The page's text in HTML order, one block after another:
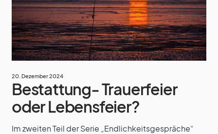
20. Dezember 2024
Bestattung- Trauerfeier
oder Lebensfeier?
Im zweiten Teil der Serie „Endlichkeitsgespräche“